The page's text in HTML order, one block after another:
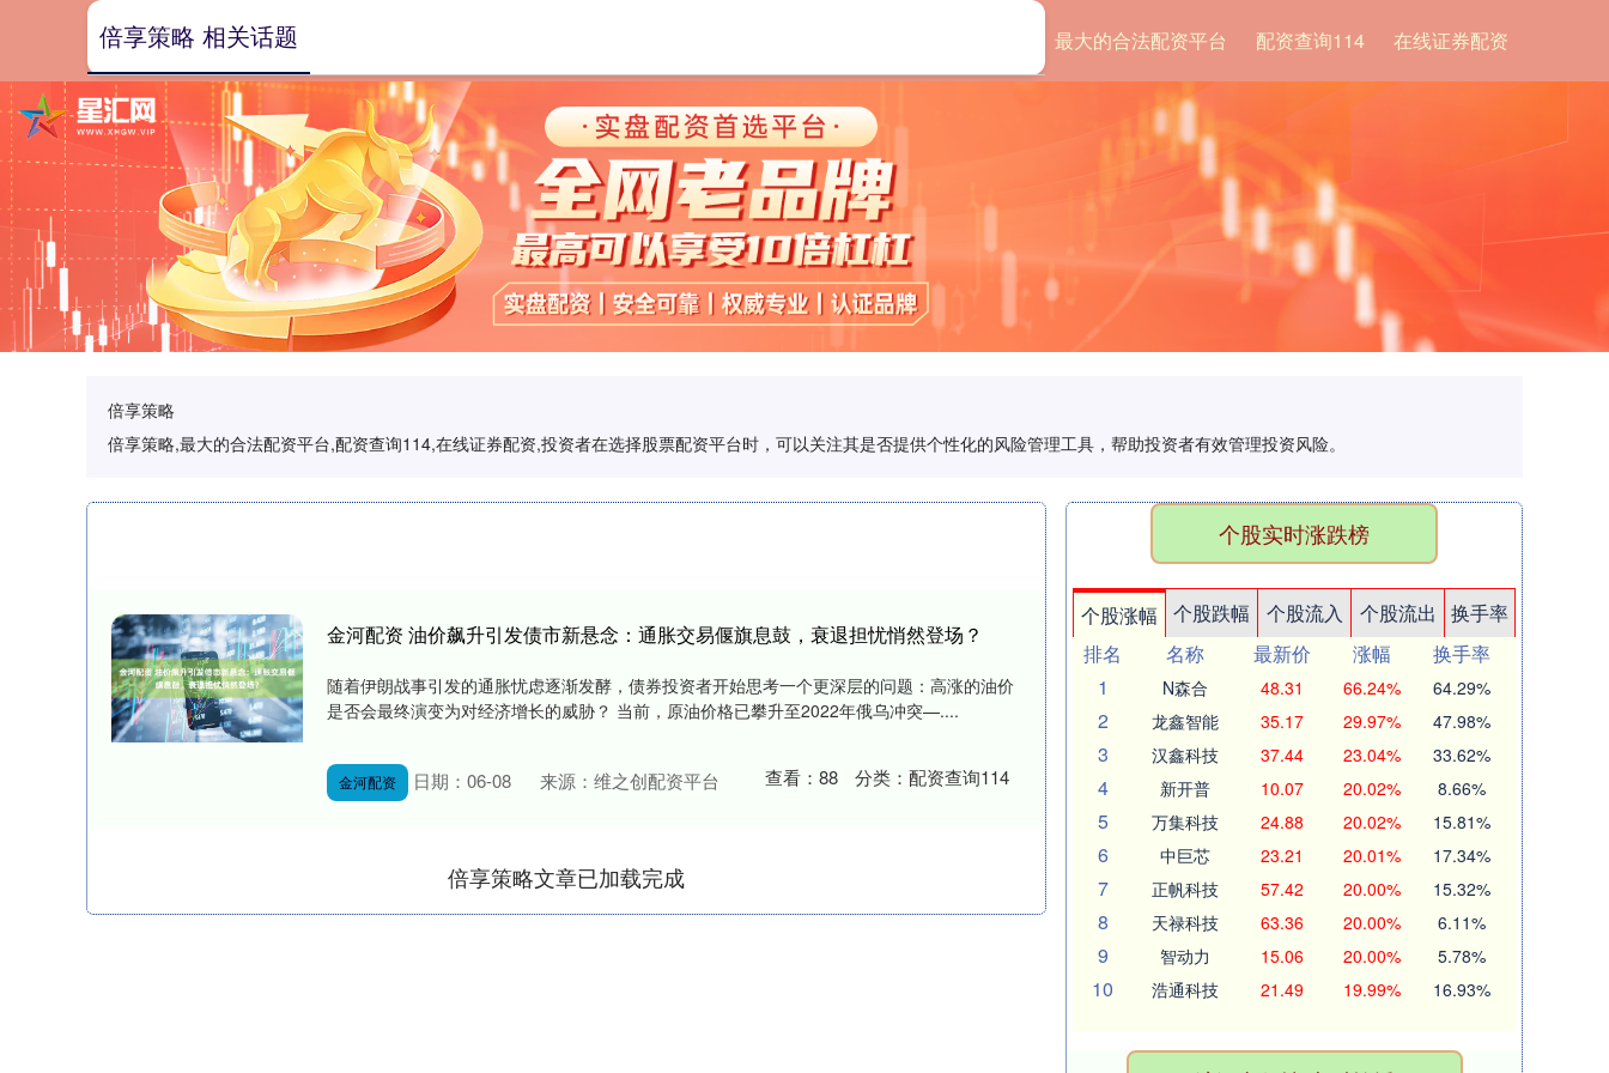
最大的合法配资平台 配资查询114 在线证券配资
倍享策略
倍享策略,最大的合法配资平台,配资查询114,在线证券配资,投资者在选择股票配资平台时，可以关注其是否提供个性化的风险管理工具，帮助投资者有效管理投资风险。
倍享策略 相关话题
金河配资 油价飙升引发债市新悬念：通胀交易偃旗息鼓，衰退担忧悄然登场？
随着伊朗战事引发的通胀忧虑逐渐发酵，债券投资者开始思考一个更深层的问题：高涨的油价
是否会最终演变为对经济增长的威胁？ 当前，原油价格已攀升至2022年俄乌冲突—....
金河配资 日期：06-08 来源：维之创配资平台 查看： 88 分类： 配资查询114
倍享策略文章已加载完成
个股实时涨跌榜
个股涨幅 个股跌幅 个股流入 个股流出
换手率
排名
名称 最新价 涨幅
换手率
1
N森合 48.31 66.24% 64.29%
2 龙鑫智能 35.17 29.97% 47.98%
3 汉鑫科技 37.44 23.04% 33.62%
4 新开普 10.07 20.02% 8.66%
5 万集科技 24.88 20.02% 15.81%
6 中巨芯 23.21 20.01% 17.34%
7 正帆科技 57.42 20.00% 15.32%
8 天禄科技 63.36 20.00% 6.11%
9 智动力 15.06 20.00% 5.78%
10 浩通科技 21.49 19.99% 16.93%